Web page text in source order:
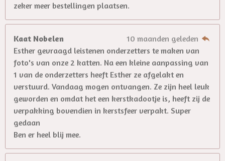
zeker meer bestellingen plaatsen.
Kaat Nobelen
10 maanden geleden
Esther gevraagd leistenen onderzetters te maken van
foto's van onze 2 katten. Na een kleine aanpassing van
1 van de onderzetters heeft Esther ze afgelakt en
verstuurd. Vandaag mogen ontvangen. Ze zijn heel leuk
geworden en omdat het een kerstkadootje is, heeft zij de
verpakking bovendien in kerstsfeer verpakt. Super
gedaan
Ben er heel blij mee.